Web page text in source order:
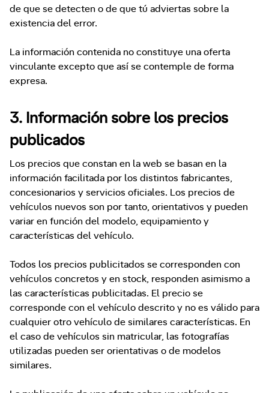
de que se detecten o de que tú adviertas sobre la
existencia del error.
La información contenida no constituye una oferta
vinculante excepto que así se contemple de forma
expresa.
3. Información sobre los precios
publicados
Los precios que constan en la web se basan en la
información facilitada por los distintos fabricantes,
concesionarios y servicios oficiales. Los precios de
vehículos nuevos son por tanto, orientativos y pueden
variar en función del modelo, equipamiento y
características del vehículo.
Todos los precios publicitados se corresponden con
vehículos concretos y en stock, responden asimismo a
las características publicitadas. El precio se
corresponde con el vehículo descrito y no es válido para
cualquier otro vehículo de similares características. En
el caso de vehículos sin matricular, las fotografías
utilizadas pueden ser orientativas o de modelos
similares.